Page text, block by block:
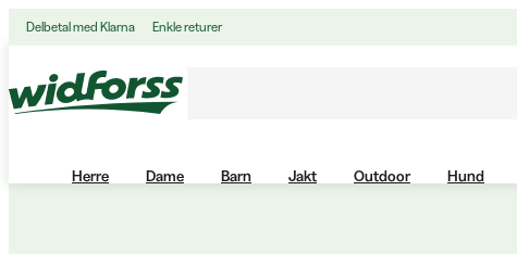
Delbetal med Klarna Enkle returer
Herre Dame Barn Jakt Outdoor Hund